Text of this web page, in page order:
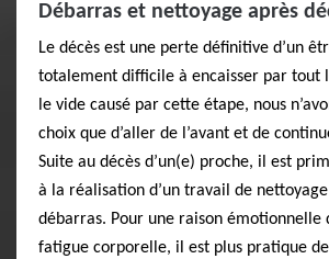
Débarras et nettoyage après
Le décès est une perte définitive d’un
totalement difficile à encaisser par tout
le vide causé par cette étape, nous
choix que d’aller de l’avant et de
Suite au décès d’un(e) proche, il est
à la réalisation d’un travail de nettoyage
débarras. Pour une raison émotionnelle
fatigue corporelle, il est plus pratique